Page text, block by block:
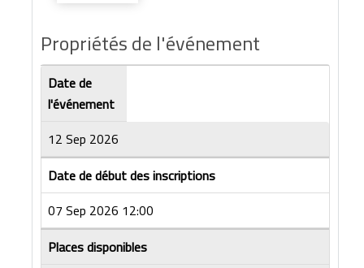
Propriétés de l'événement
Date de
l'événement
12 Sep 2026
Date de début des inscriptions
07 Sep 2026 12:00
Places disponibles